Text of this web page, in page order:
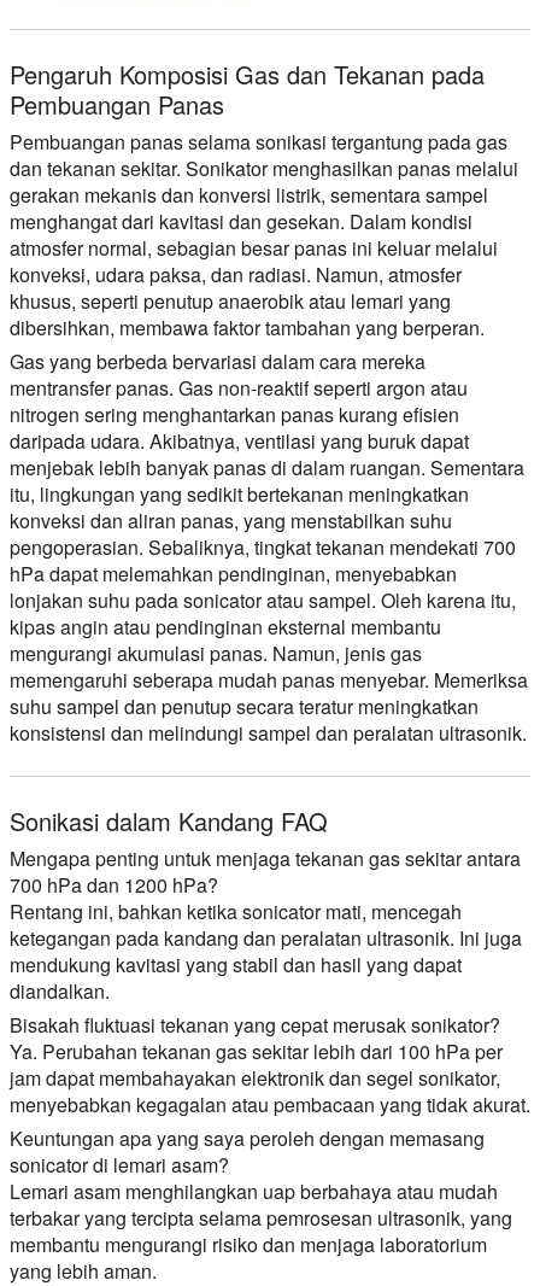
Pengaruh Komposisi Gas dan Tekanan pada
Pembuangan Panas
Pembuangan panas selama sonikasi tergantung pada gas
dan tekanan sekitar. Sonikator menghasilkan panas melalui
gerakan mekanis dan konversi listrik, sementara sampel
menghangat dari kavitasi dan gesekan. Dalam kondisi
atmosfer normal, sebagian besar panas ini keluar melalui
konveksi, udara paksa, dan radiasi. Namun, atmosfer
khusus, seperti penutup anaerobik atau lemari yang
dibersihkan, membawa faktor tambahan yang berperan.
Gas yang berbeda bervariasi dalam cara mereka
mentransfer panas. Gas non-reaktif seperti argon atau
nitrogen sering menghantarkan panas kurang efisien
daripada udara. Akibatnya, ventilasi yang buruk dapat
menjebak lebih banyak panas di dalam ruangan. Sementara
itu, lingkungan yang sedikit bertekanan meningkatkan
konveksi dan aliran panas, yang menstabilkan suhu
pengoperasian. Sebaliknya, tingkat tekanan mendekati 700
hPa dapat melemahkan pendinginan, menyebabkan
lonjakan suhu pada sonicator atau sampel. Oleh karena itu,
kipas angin atau pendinginan eksternal membantu
mengurangi akumulasi panas. Namun, jenis gas
memengaruhi seberapa mudah panas menyebar. Memeriksa
suhu sampel dan penutup secara teratur meningkatkan
konsistensi dan melindungi sampel dan peralatan ultrasonik.
Sonikasi dalam Kandang FAQ
Mengapa penting untuk menjaga tekanan gas sekitar antara
700 hPa dan 1200 hPa?
Rentang ini, bahkan ketika sonicator mati, mencegah
ketegangan pada kandang dan peralatan ultrasonik. Ini juga
mendukung kavitasi yang stabil dan hasil yang dapat
diandalkan.
Bisakah fluktuasi tekanan yang cepat merusak sonikator?
Ya. Perubahan tekanan gas sekitar lebih dari 100 hPa per
jam dapat membahayakan elektronik dan segel sonikator,
menyebabkan kegagalan atau pembacaan yang tidak akurat.
Keuntungan apa yang saya peroleh dengan memasang
sonicator di lemari asam?
Lemari asam menghilangkan uap berbahaya atau mudah
terbakar yang tercipta selama pemrosesan ultrasonik, yang
membantu mengurangi risiko dan menjaga laboratorium
yang lebih aman.